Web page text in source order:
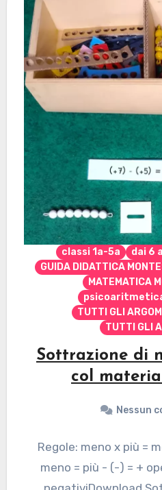
classi 1a-5a dai 6
GUIDA DIDATTICA
MATEMATICA
TUTTI GLI
TUTTI GLI
Sottrazione di
col
Nessun
Regole: meno x più =
meno = più - (-) = +